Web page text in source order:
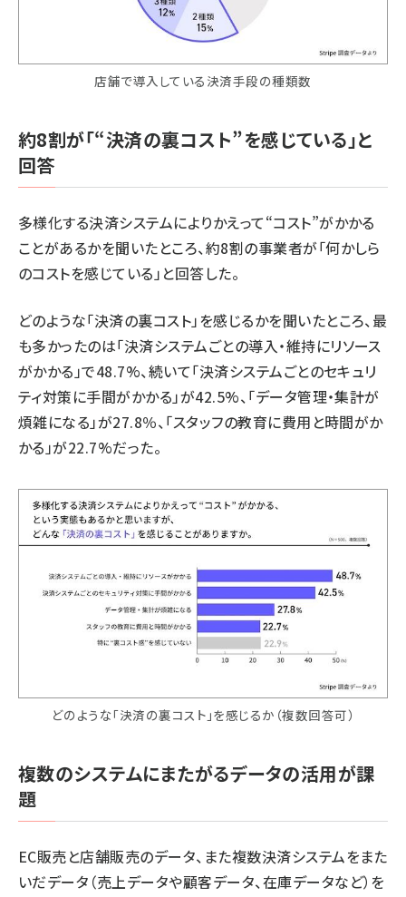
店舗で導入している決済手段の種類数
約8割が「“決済の裏コスト”を感じている」と
回答
多様化する決済システムによりかえって“コスト”がかかる
ことがあるかを聞いたところ、約8割の事業者が「何かしら
のコストを感じている」と回答した。
どのような「決済の裏コスト」を感じるかを聞いたところ、最
も多かったのは「決済システムごとの導入・維持にリソース
がかかる」で48.7%、続いて「決済システムごとのセキュリ
ティ対策に手間がかかる」が42.5%、「データ管理・集計が
煩雑になる」が27.8％、「スタッフの教育に費用と時間がか
かる」が22.7%だった。
どのような「決済の裏コスト」を感じるか（複数回答可）
複数のシステムにまたがるデータの活用が課
題
EC販売と店舗販売のデータ、また複数決済システムをまた
いだデータ（売上データや顧客データ、在庫データなど）を